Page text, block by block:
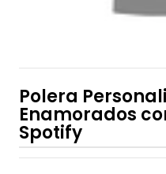
Polera
Enamorados
Spotify